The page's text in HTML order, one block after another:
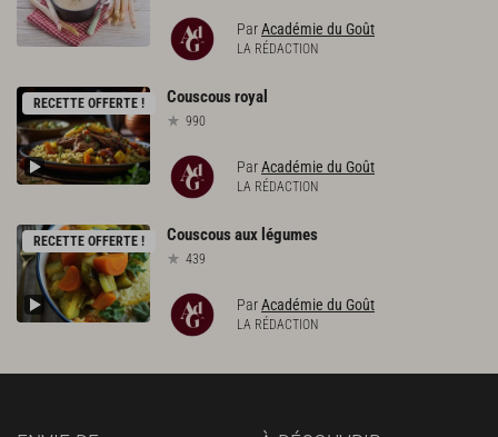
ParAcadémie du Goût
LA RÉDACTION
RECETTE OFFERTE ! Couscousroyal
990
ParAcadémie du Goût
LA RÉDACTION
RECETTE OFFERTE ! Couscousaux légumes
439
ParAcadémie du Goût
LA RÉDACTION